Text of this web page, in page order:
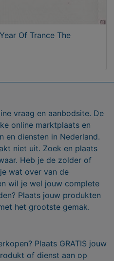
Of Trance The
vraag en aanbodsite. De
online marktplaats en
en diensten in Nederland.
niet uit. Zoek en plaats
Heb je de zolder of
wat over van de
wil je wel jouw complete
Plaats jouw produkten
het grootste gemak.
Plaats GRATIS jouw
of dienst aan op